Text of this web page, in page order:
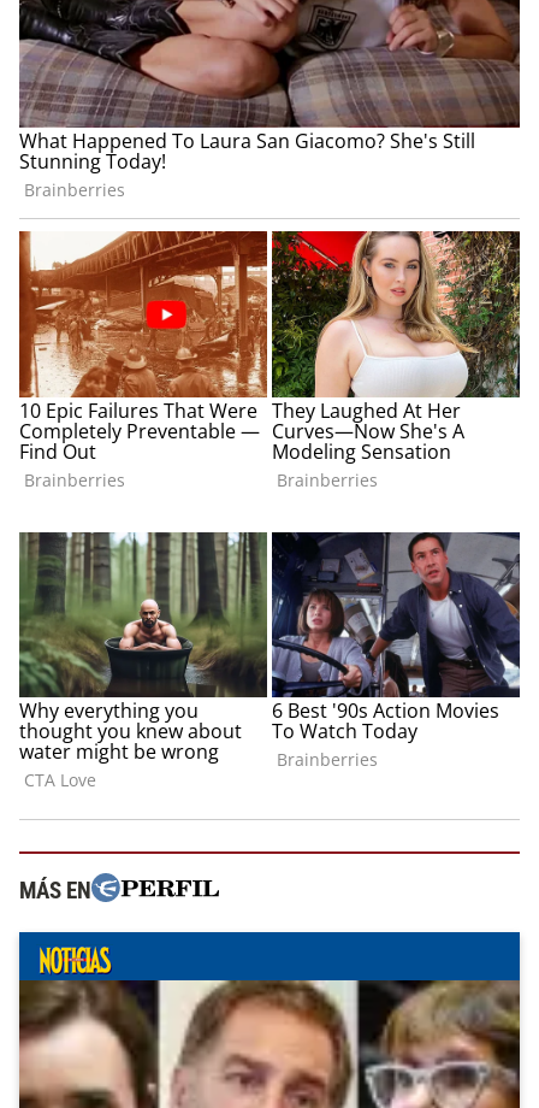
MÁS EN